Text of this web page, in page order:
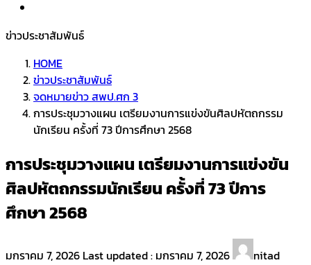
ข่าวประชาสัมพันธ์
HOME
ข่าวประชาสัมพันธ์
จดหมายข่าว สพป.ศก 3
การประชุมวางแผน เตรียมงานการแข่งขันศิลปหัตถกรรม
นักเรียน ครั้งที่ 73 ปีการศึกษา 2568
การประชุมวางแผน เตรียมงานการแข่งขัน
ศิลปหัตถกรรมนักเรียน ครั้งที่ 73 ปีการ
ศึกษา 2568
มกราคม 7, 2026 Last updated : มกราคม 7, 2026 nitad